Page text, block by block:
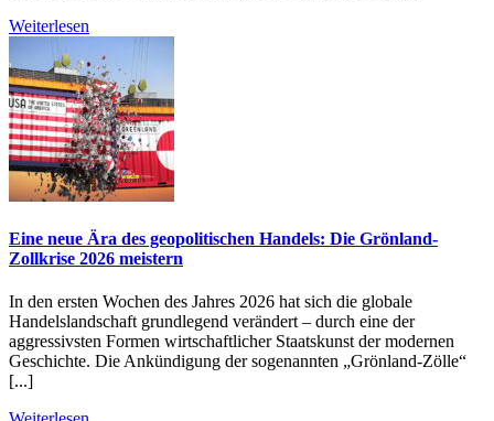
Weiterlesen
Eine neue Ära des geopolitischen Handels: Die Grönland-
Zollkrise 2026 meistern
In den ersten Wochen des Jahres 2026 hat sich die globale
Handelslandschaft grundlegend verändert – durch eine der
aggressivsten Formen wirtschaftlicher Staatskunst der modernen
Geschichte. Die Ankündigung der sogenannten „Grönland-Zölle“
[...]